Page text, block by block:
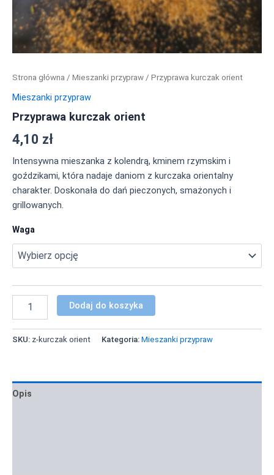
Strona główna / Mieszanki przypraw / Przyprawa kurczak orient
Mieszanki przypraw
Przyprawa kurczak orient
4,10 zł
Intensywna mieszanka z kolendrą, kminem rzymskim i
goździkami, która nadaje daniom z kurczaka orientalny
charakter. Doskonała do dań pieczonych, smażonych i
grillowanych.
Waga
Dodaj do koszyka
SKU: z-kurczak orient Kategoria: Mieszanki przypraw
Opis